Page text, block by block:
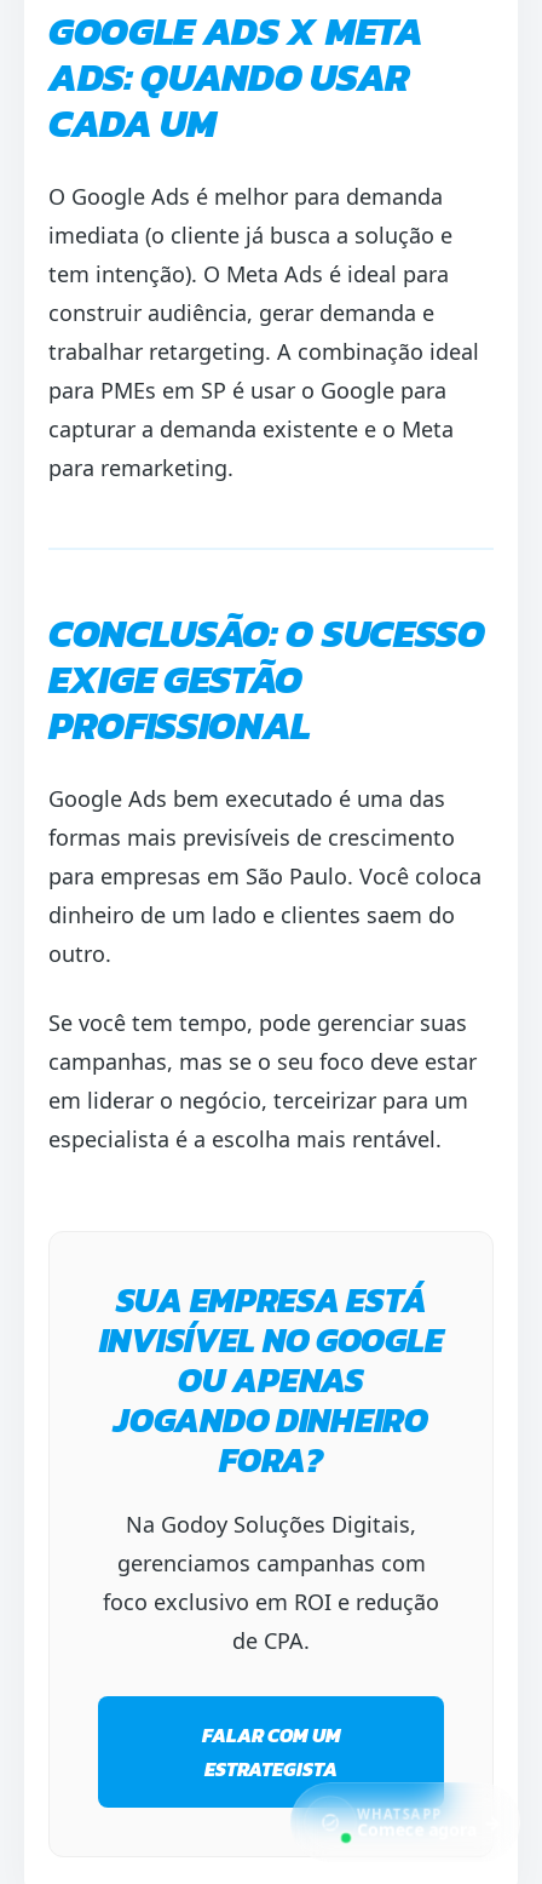
GOOGLE ADS X META
ADS: QUANDO USAR
CADA UM
O Google Ads é melhor para demanda
imediata (o cliente já busca a solução e
tem intenção). O Meta Ads é ideal para
construir audiência, gerar demanda e
trabalhar retargeting. A combinação ideal
para PMEs em SP é usar o Google para
capturar a demanda existente e o Meta
para remarketing.
CONCLUSÃO: O SUCESSO
EXIGE GESTÃO
PROFISSIONAL
Google Ads bem executado é uma das
formas mais previsíveis de crescimento
para empresas em São Paulo. Você coloca
dinheiro de um lado e clientes saem do
outro.
Se você tem tempo, pode gerenciar suas
campanhas, mas se o seu foco deve estar
em liderar o negócio, terceirizar para um
especialista é a escolha mais rentável.
SUA EMPRESA ESTÁ
INVISÍVEL NO GOOGLE
OU APENAS
JOGANDO DINHEIRO
FORA?
Na Godoy Soluções Digitais,
gerenciamos campanhas com
foco exclusivo em ROI e redução
de CPA.
FALAR COM UM
ESTRATEGISTA
WHATSAPP
Comece agora